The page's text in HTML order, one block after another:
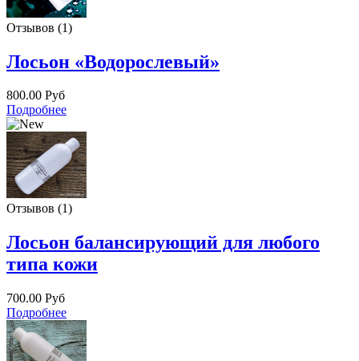
Отзывов (1)
Лосьон «Водорослевый»
800.00 Руб
Подробнее
Отзывов (1)
Лосьон балансирующий для любого
типа кожи
700.00 Руб
Подробнее